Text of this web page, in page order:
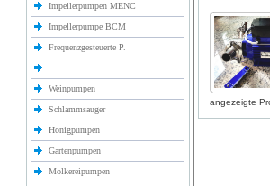
Impellerpumpen MENC
Impellerpumpe BCM
Frequenzgesteuerte P.
Weinpumpen
Schlammsauger
Honigpumpen
Gartenpumpen
Molkereipumpen
angezeigte